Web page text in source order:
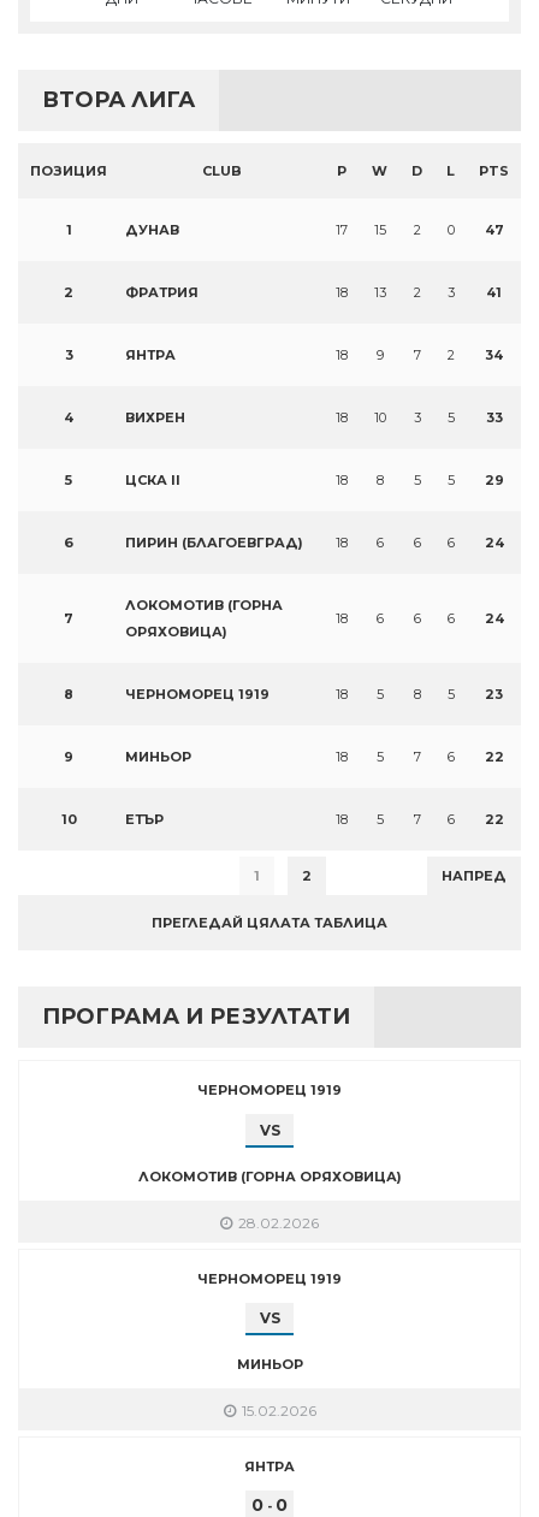
ВТОРА ЛИГА
ПОЗИЦИЯ CLUB P W D L PTS
1 ДУНАВ 17 15 2 0 47
2 ФРАТРИЯ 18 13 2 3 41
3 ЯНТРА 18 9 7 2 34
4 ВИХРЕН 18 10 3 5 33
5 ЦСКА II 18 8 5 5 29
6 ПИРИН (БЛАГОЕВГРАД) 18 6 6 6 24
7
ЛОКОМОТИВ (ГОРНА
ОРЯХОВИЦА)
18 6 6 6 24
8 ЧЕРНОМОРЕЦ 1919 18 5 8 5 23
9 МИНЬОР 18 5 7 6 22
10 ЕТЪР 18 5 7 6 22
1 2 НАПРЕД
ПРЕГЛЕДАЙ ЦЯЛАТА ТАБЛИЦА
ПРОГРАМА И РЕЗУЛТАТИ
ЧЕРНОМОРЕЦ 1919
VS
ЛОКОМОТИВ (ГОРНА ОРЯХОВИЦА)
28.02.2026
ЧЕРНОМОРЕЦ 1919
VS
МИНЬОР
15.02.2026
ЯНТРА
0 - 0